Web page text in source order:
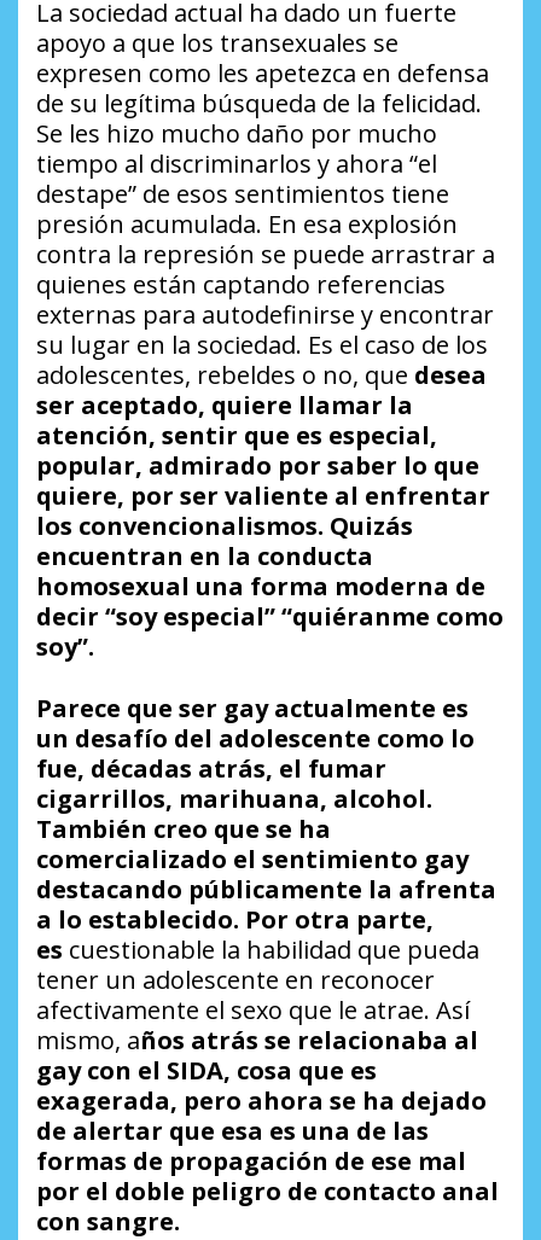
La sociedad actual ha dado un fuerte
apoyo a que los transexuales se
expresen como les apetezca en defensa
de su legítima búsqueda de la felicidad.
Se les hizo mucho daño por mucho
tiempo al discriminarlos y ahora “el
destape” de esos sentimientos tiene
presión acumulada. En esa explosión
contra la represión se puede arrastrar a
quienes están captando referencias
externas para autodefinirse y encontrar
su lugar en la sociedad. Es el caso de los
adolescentes, rebeldes o no, que desea
ser aceptado, quiere llamar la
atención, sentir que es especial,
popular, admirado por saber lo que
quiere, por ser valiente al enfrentar
los convencionalismos. Quizás
encuentran en la conducta
homosexual una forma moderna de
decir “soy especial” “quiéranme como
soy”.
Parece que ser gay actualmente es
un desafío del adolescente como lo
fue, décadas atrás, el fumar
cigarrillos, marihuana, alcohol.
También creo que se ha
comercializado el sentimiento gay
destacando públicamente la afrenta
a lo establecido. Por otra parte,
es cuestionable la habilidad que pueda
tener un adolescente en reconocer
afectivamente el sexo que le atrae. Así
mismo, años atrás se relacionaba al
gay con el SIDA, cosa que es
exagerada, pero ahora se ha dejado
de alertar que esa es una de las
formas de propagación de ese mal
por el doble peligro de contacto anal
con sangre.